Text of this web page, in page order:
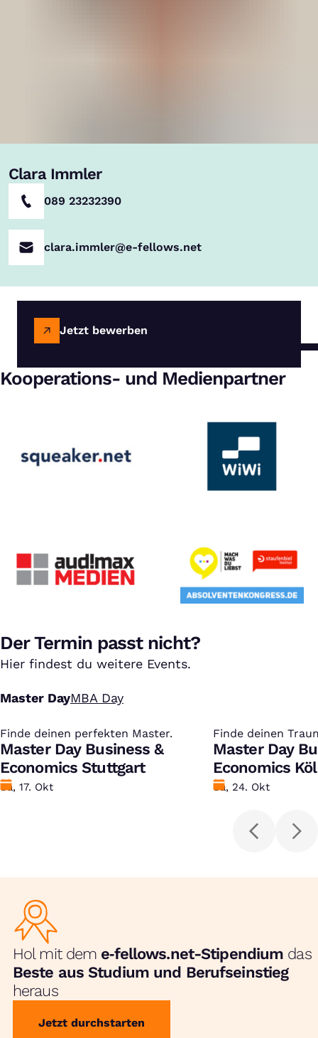
Clara Immler
089 23232390
clara.immler@e-fellows.net
Jetzt bewerben
Kooperations- und Medienpartner
Der Termin passt nicht?
Hier findest du weitere Events.
Master DayMBA Day
Finde deinen perfekten Master.
:
Master Day Business &
Economics Stuttgart
Datum
Sa, 17. Okt
Finde deinen
:
Master Day
Economics
Datum
Sa, 24. Okt
Hol mit dem e‑fellows.net-Stipendium das
Beste aus Studium und Berufseinstieg
heraus
Jetzt durchstarten